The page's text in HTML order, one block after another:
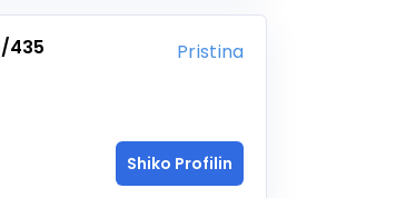
435 Pristina
Shiko Profilin